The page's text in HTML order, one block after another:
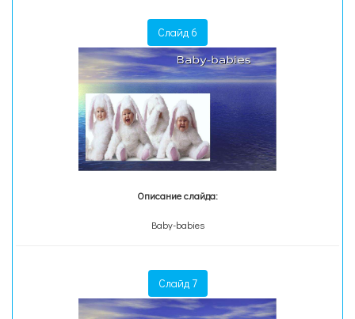
Слайд 6
Описание слайда:
Baby-babies
Слайд 7